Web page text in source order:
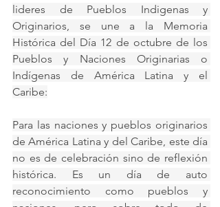
lideres de Pueblos Indigenas y
Originarios, se une a la Memoria
Histórica del Día 12 de octubre de los
Pueblos y Naciones Originarias o
Indígenas de América Latina y el
Caribe:
Para las naciones y pueblos originarios
de América Latina y del Caribe, este día
no es de celebración sino de reflexión
histórica. Es un día de auto
reconocimiento como pueblos y